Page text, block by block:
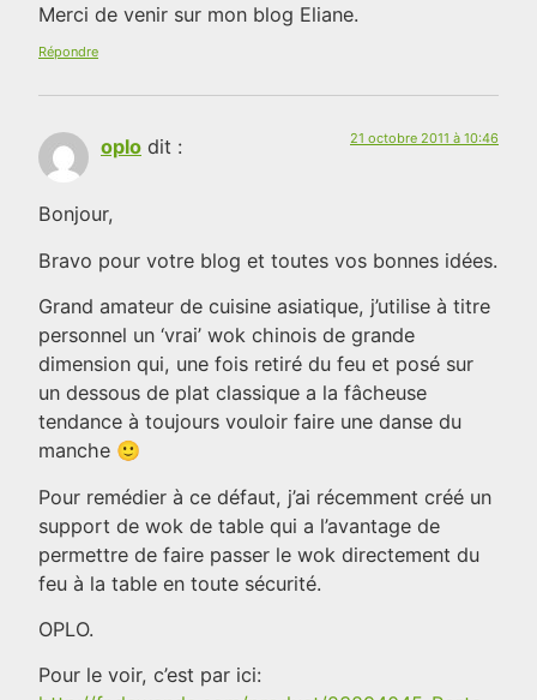
Merci de venir sur mon blog Eliane.
Répondre
oplo dit : 21 octobre 2011 à 10:46
Bonjour,
Bravo pour votre blog et toutes vos bonnes idées.
Grand amateur de cuisine asiatique, j’utilise à titre
personnel un ‘vrai’ wok chinois de grande
dimension qui, une fois retiré du feu et posé sur
un dessous de plat classique a la fâcheuse
tendance à toujours vouloir faire une danse du
manche 🙂
Pour remédier à ce défaut, j’ai récemment créé un
support de wok de table qui a l’avantage de
permettre de faire passer le wok directement du
feu à la table en toute sécurité.
OPLO.
Pour le voir, c’est par ici: